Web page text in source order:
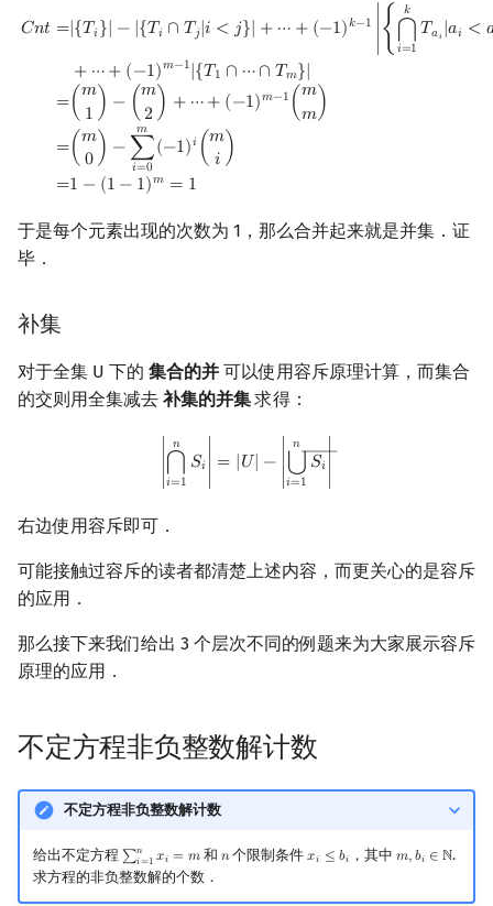
类欧几里德算法
Meissel–Lehmer 算法
连分数
Stern–Brocot 树与 Farey 序列
二次域
最大团搜索算法
图上随机游走
𝐶𝑛𝑡 =|{𝑇 𝑖}| − |{𝑇 𝑖 ∩ 𝑇𝑗|𝑖 < 𝑗}| + ⋯ + (−1)𝑘−1 {
𝑘
𝑖=1
𝑇 𝑎𝑖 |𝑎𝑖 <
+ ⋯+ (−1)𝑚−1|{𝑇 1 ∩ ⋯∩ 𝑇𝑚}|
=( 𝑚
1 ) − (𝑚
2 ) + ⋯+ (−1)𝑚−1 (𝑚
𝑚)
=( 𝑚
0 ) −
𝑚
∑
𝑖=0
(−1)𝑖 (𝑚
𝑖 )
=1 − (1 − 1)𝑚 = 1
a +1
于是每个元素出现的次数为 1，那么合并起来就是并集．证
毕．
补集
对于全集 U 下的 集合的并 可以使用容斥原理计算，而集合
的交则用全集减去 补集的并集求得：
𝑛
⋂
𝑖=1
𝑆𝑖 = |𝑈| −
𝑛
⋃
𝑖=1
――
𝑆𝑖
i= i=1nSi―
右边使用容斥即可．
可能接触过容斥的读者都清楚上述内容，而更关心的是容斥
的应用．
那么接下来我们给出 3 个层次不同的例题来为大家展示容斥
原理的应用．
不定方程非负整数解计数
不定方程非负整数解计数
给出不定方程 ∑𝑛
𝑖=1 𝑥𝑖 = 𝑚
∑i=1n xi= m 和 𝑛
n个限制条件𝑥𝑖 ≤ 𝑏𝑖
xi≤ bi ，其中 𝑚,𝑏𝑖 ∈ ℕ
m,bi∈N .
求方程的非负整数解的个数．